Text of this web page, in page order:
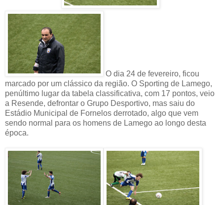
O dia 24 de fevereiro, ficou
marcado por um clássico da região. O Sporting de Lamego,
penúltimo lugar da tabela classificativa, com 17 pontos, veio
a Resende, defrontar o Grupo Desportivo, mas saiu do
Estádio Municipal de Fornelos derrotado, algo que vem
sendo normal para os homens de Lamego ao longo desta
época.